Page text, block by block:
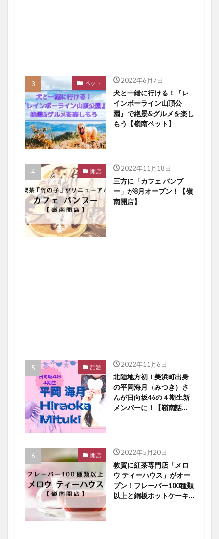
ペット 2022年6月7日
犬と一緒に行ける！『レ
インボーライン山頂公
園』で絶景&グルメを楽し
もう【嶺南ペット】
開店 2022年11月18日
三方に「カフェ バンブ
ー」が8月オープン！【嶺
南開店】
話題 2022年11月6日
北陸地方初！美浜町出身
の平岡海月（みつき）さ
んが日向坂46の４期生新
メンバーに！【嶺南話
開店 2022年5月20日
敦賀に紅茶専門店「メロ
ウ ティーハウス」がオー
プン！フレーバー100種類
以上と銅板ホットケーキ